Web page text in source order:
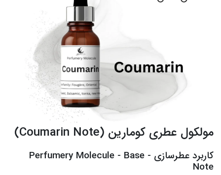
مولکول عطری کومارین (Coumarin Note)
کاربرد عطرسازی - Perfumery Molecule - Base
Note​​​